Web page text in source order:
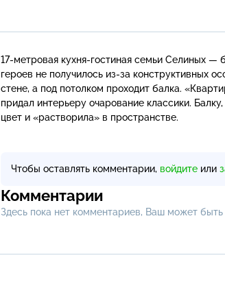
17-метровая кухня-гостиная семьи Селиных —
героев не получилось из-за конструктивных
стене, а под потолком проходит балка.
придал интерьеру очарование классики.
цвет и «растворила» в пространстве.
Чтобы оставлять комментарии, войдите или
Комментарии
Здесь пока нет комментариев, Ваш может